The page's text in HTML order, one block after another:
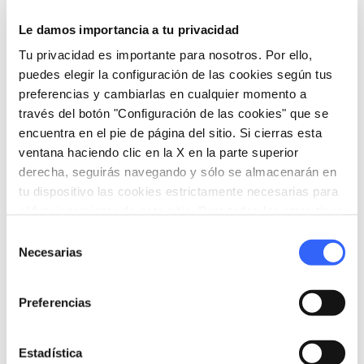
Le damos importancia a tu privacidad
Tu privacidad es importante para nosotros. Por ello,
puedes elegir la configuración de las cookies según tus
preferencias y cambiarlas en cualquier momento a
través del botón "Configuración de las cookies" que se
encuentra en el pie de página del sitio. Si cierras esta
ventana haciendo clic en la X en la parte superior
derecha, seguirás navegando y sólo se almacenarán en
tu dispositivo las cookies estrictamente necesarias para
Necesarias
Preferencias
Estadística
ocasionales y escuelas hasta entusiastas y